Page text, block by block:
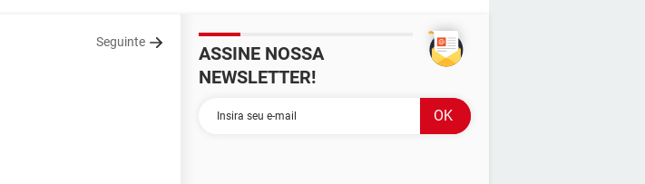
Seguinte
ASSINE NOSSA
NEWSLETTER!